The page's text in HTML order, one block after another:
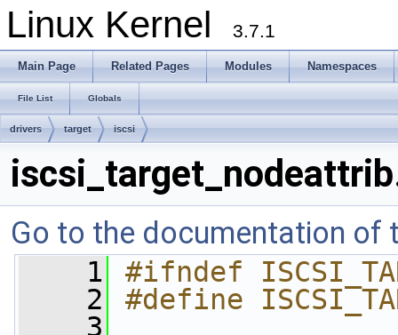
Linux Kernel 3.7.1
Main Page Related Pages Modules Namespaces
File List Globals
drivers target iscsi
Go to the documentation of
    1
#ifndef
    2
#define
    3